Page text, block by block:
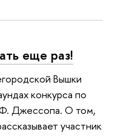
еще раз!
Вышки
конкурса по
Джессопа. О том,
участник